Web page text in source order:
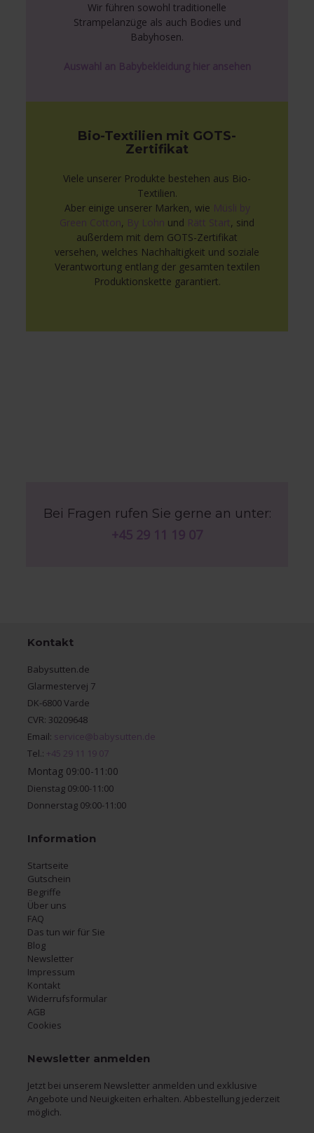
Wir führen sowohl traditionelle
Strampelanzüge als auch Bodies und
Babyhosen.
Auswahl an Babybekleidung hier ansehen
Bio-Textilien mit GOTS-
Zertifikat
Viele unserer Produkte bestehen aus Bio-
Textilien.
Aber einige unserer Marken, wie Müsli by
Green Cotton, By Lohn und Rätt Start, sind
außerdem mit dem GOTS-Zertifikat
versehen, welches Nachhaltigkeit und soziale
Verantwortung entlang der gesamten textilen
Produktionskette garantiert.
Bei Fragen rufen Sie gerne an unter:
+45 29 11 19 07
Kontakt
Babysutten.de
Glarmestervej 7
DK-6800 Varde
CVR: 30209648
Email: service@babysutten.de
Tel.: +45 29 11 19 07
Montag 09:00-11:00
Dienstag 09:00-11:00
Donnerstag 09:00-11:00
Information
Startseite
Gutschein
Begriffe
Über uns
FAQ
Das tun wir für Sie
Blog
Newsletter
Impressum
Kontakt
Widerrufsformular
AGB
Cookies
Newsletter anmelden
Jetzt bei unserem Newsletter anmelden und exklusive
Angebote und Neuigkeiten erhalten. Abbestellung jederzeit
möglich.